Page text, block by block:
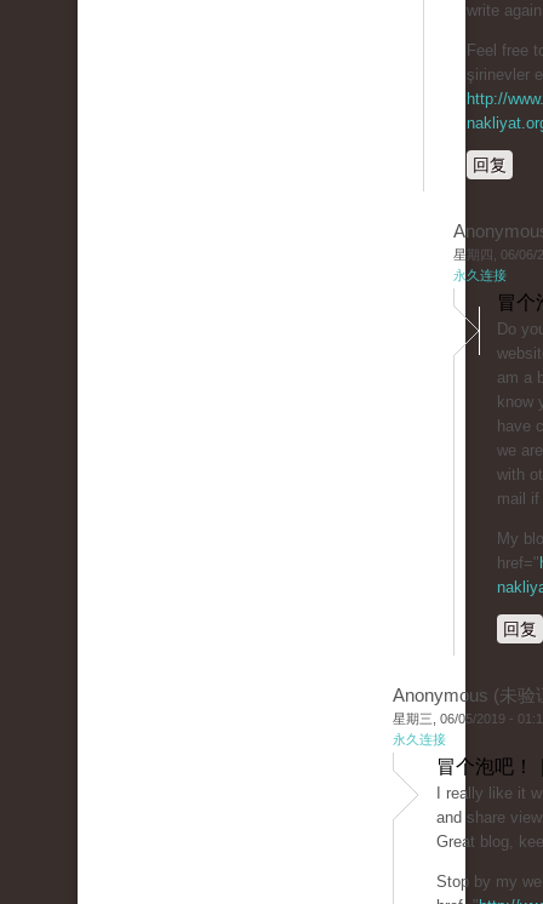
write
Feel free
şirinevler
http://
回复
星期四, 06/06/
永久连接
冒个
Do
am a
know
have
we
with
mail
My
href="
回复
Anonymous (未验
星期三, 06/05/2019 -
永久连接
冒个泡吧！
I really like it
and share
Great blog,
Stop by my